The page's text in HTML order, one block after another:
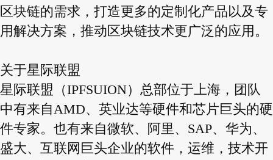
区块链的需求，打造更多的定制化产品以及专
用解决方案，推动区块链技术更广泛的应用。
关于星际联盟
星际联盟（IPFSUION）总部位于上海，团队
中有来自AMD、英业达等硬件和芯片巨头的硬
件专家。也有来自微软、阿里、SAP、华为、
盛大、互联网巨头企业的软件，运维，技术开